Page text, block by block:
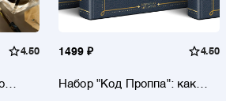
4.50 1499 ₽ 4.50
Набор "Код Проппа": как